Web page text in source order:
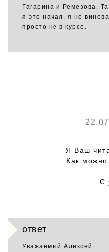
Гагарина и Ремезова.
я это начал, я не
просто не в курсе.
Я Ваш
Как можно
С
ответ
Уважаемый Алексей.